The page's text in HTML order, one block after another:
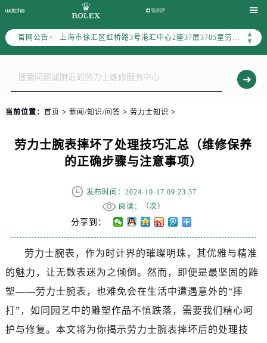

官网公告>
▲
▼
上海市徐汇区虹桥路3号港汇中心2座37层3705室劳力士售后服务中心（需提前预约）
节假日正常营业！
当前位置： 首页 > 新闻/知识/问答 > 劳力士知识 >
劳力士腕表摔坏了处理技巧汇总（维修保养
的正确步骤与注意事项）
发布时间：2024-10-17 09:23:37
阅读：（次）
分享到：
劳力士腕表，作为时计界的璀璨明珠，其优雅与精准
的魅力，让无数表迷为之倾倒。然而，即便是最坚固的雕
塑——劳力士腕表，也难免会在生活中遭遇意外的“摔
打”，如同园艺中的雕塑作品不慎跌落，需要我们精心呵
护与修复。本文将为你揭示劳力士腕表摔坏后的处理技